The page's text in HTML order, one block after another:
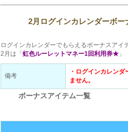
2月ログインカレンダーボー
ログインカレンダーでもらえるボーナスアイ
2月は「 虹色ルーレットマネー1回利用券★」
備考
・ログインカレン
ません。
ボーナ